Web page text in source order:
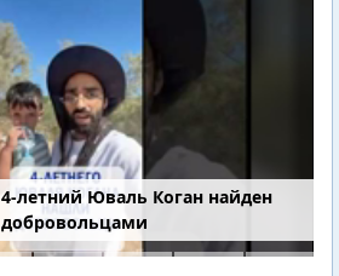
4-летний Юваль Коган найден
добровольцами